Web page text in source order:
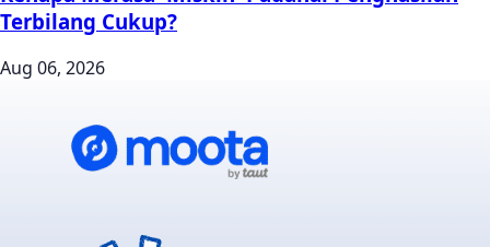
Terbilang Cukup?
Aug 06, 2026